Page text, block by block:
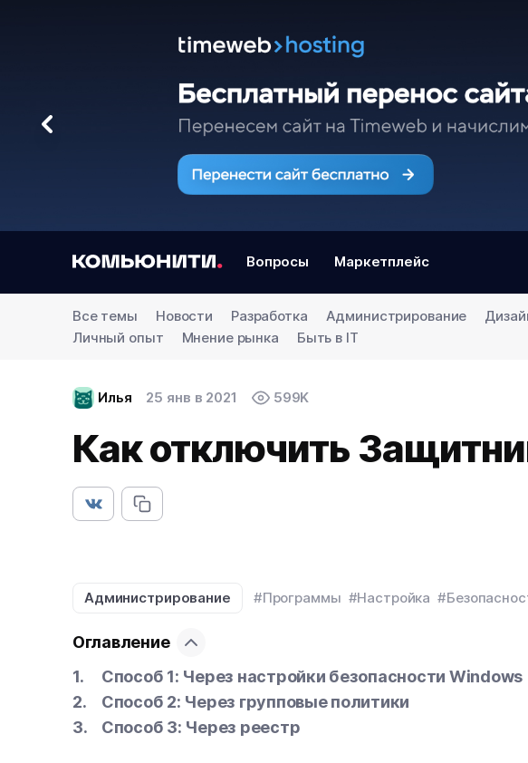
Вопросы Маркетплейс
Все темы Новости Разработка Администрирование
Личный опыт
Мнение рынка Быть в IT
Илья 25 янв в 2021 599K
Как отключить
Администрирование #Программы #Настройка
Оглавление
Способ 1: Через настройки безопасности Windows
Способ 2: Через групповые политики
Способ 3: Через реестр